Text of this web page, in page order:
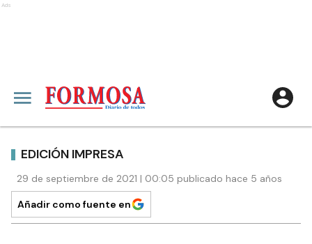
Ads
EDICIÓN IMPRESA
29 de septiembre de 2021 | 00:05 publicado hace 5 años
Añadir como fuente en